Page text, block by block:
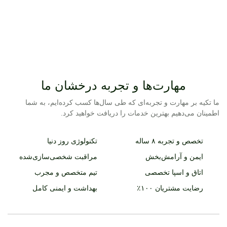
مهارت‌ها و تجربه درخشان ما
ما تکیه بر مهارت و تجربه‌ای که طی سال‌ها کسب کرده‌ایم، به شما
اطمینان می‌دهیم بهترین خدمات را دریافت خواهید کرد.
تخصص و تجربه ۸ ساله
ایمن و آرامش‌بخش
اتاق و اسپا تخصصی
رضایت مشتریان ۱۰۰٪
تکنولوژی روز دنیا
مراقبت شخصی‌سازی‌شده
تیم متخصص و مجرب
بهداشت و ایمنی کامل